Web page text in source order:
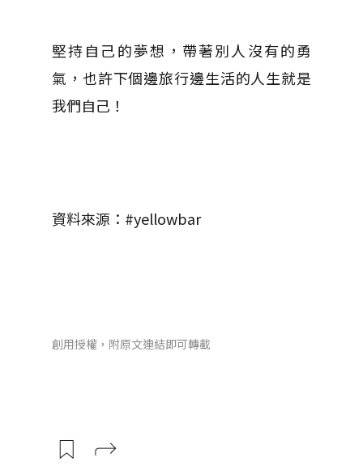
堅持自己的夢想，帶著別人沒有的勇
氣，也許下個邊旅行邊生活的人生就是
我們自己！
資料來源：#yellowbar
創用授權，附原文連結即可轉載